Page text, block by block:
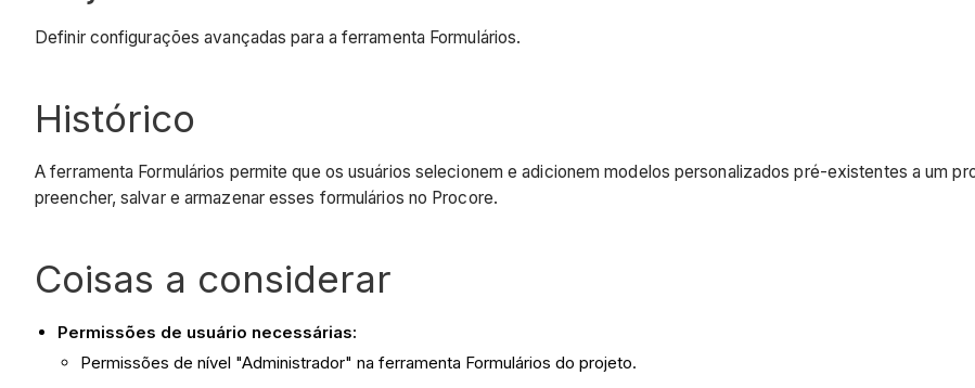
Definir configurações avançadas para a ferramenta Formulários.
Histórico
A ferramenta Formulários permite que os usuários selecionem e adicionem modelos personalizados pré-existentes a um
preencher, salvar e armazenar esses formulários no Procore.
Coisas a considerar
Permissões de usuário necessárias:
Permissões de nível "Administrador" na ferramenta Formulários do projeto.